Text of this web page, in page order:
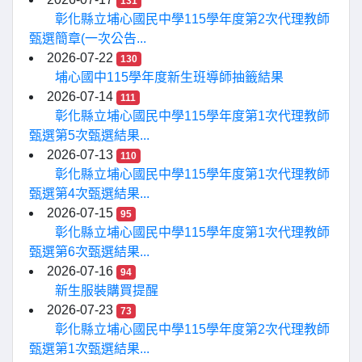
彰化縣立埔心國民中學115學年度第2次代理教師
甄選簡章(一次公告...
2026-07-22
130
埔心國中115學年度新生班導師抽籤結果
2026-07-14
111
彰化縣立埔心國民中學115學年度第1次代理教師
甄選第5次甄選結果...
2026-07-13
110
彰化縣立埔心國民中學115學年度第1次代理教師
甄選第4次甄選結果...
2026-07-15
95
彰化縣立埔心國民中學115學年度第1次代理教師
甄選第6次甄選結果...
2026-07-16
94
新生服裝購買提醒
2026-07-23
73
彰化縣立埔心國民中學115學年度第2次代理教師
甄選第1次甄選結果...